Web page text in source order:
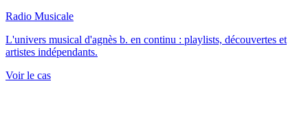
Radio Musicale
L'univers musical d'agnès b. en continu : playlists, découvertes et
artistes indépendants.
Voir le cas